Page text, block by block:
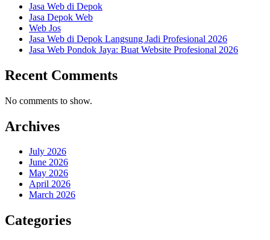
Jasa Web di Depok
Jasa Depok Web
Web Jos
Jasa Web di Depok Langsung Jadi Profesional 2026
Jasa Web Pondok Jaya: Buat Website Profesional 2026
Recent Comments
No comments to show.
Archives
July 2026
June 2026
May 2026
April 2026
March 2026
Categories